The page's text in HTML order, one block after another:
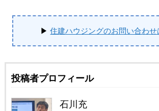
▶住建ハウジングのお問い合わせ
投稿者プロフィール
石川充